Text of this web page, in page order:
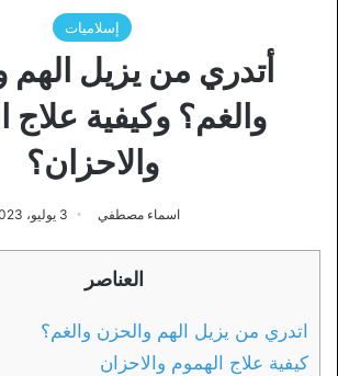
إسلاميات
أتدري من يزيل الهم
والغم؟ وكيفية علاج
والاحزان؟
اسماء مصطفي 3 يوليو، 2023
العناصر
اتدري من يزيل الهم والحزن والغم؟
كيفية علاج الهموم والاحزان